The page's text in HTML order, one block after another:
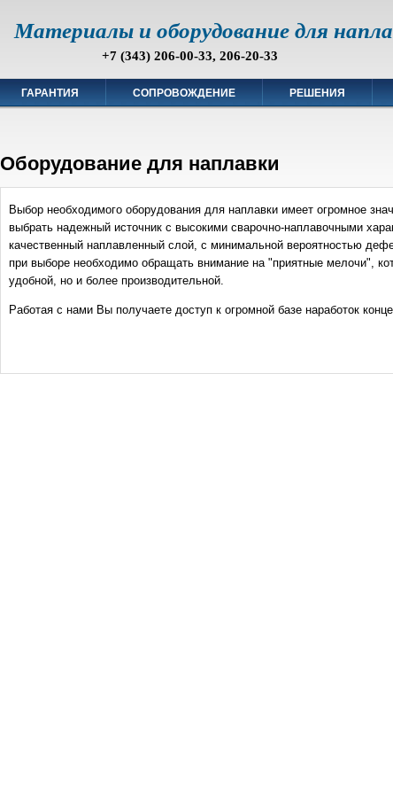
Материалы и оборудование для
+7 (343) 206-00-33, 206-20-33
ГАРАНТИЯ СОПРОВОЖДЕНИЕ РЕШЕНИЯ
Оборудование для наплавки
Выбор необходимого оборудования для наплавки имеет огромное
выбрать надежный источник с высокими сварочно-наплавочными
качественный наплавленный слой, с минимальной вероятностью
при выборе необходимо обращать внимание на "приятные мелочи",
удобной, но и более производительной.
Работая с нами Вы получаете доступ к огромной базе наработок